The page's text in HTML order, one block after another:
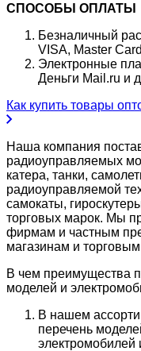
СПОСОБЫ ОПЛАТЫ
Безналичный
VISA, Master
Электронные
Деньги Mail.ru и
Как купить товары
Наша компания
радиоуправляемых
катера, танки,
радиоуправляемой
самокаты,
торговых марок. Мы
фирмам и частным
магазинам и
В чем преимущества
моделей и
В нашем
перечень
электромобилей